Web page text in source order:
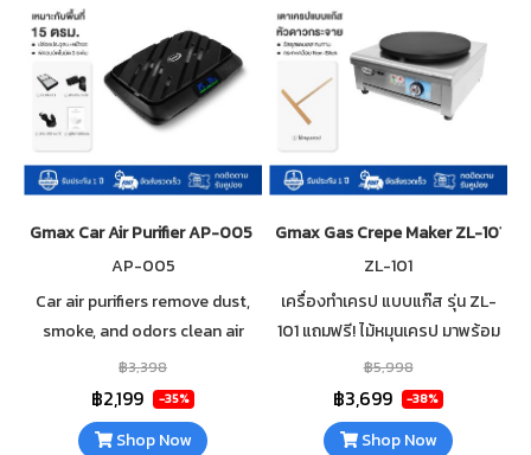
Gmax Car Air Purifier AP-005 Intelligent Auto Mode
AP-005
Car air purifiers remove dust,
smoke, and odors clean air
filters HEPA filters, intelligent
auto mode, and negative ions.
฿3,398
฿2,199 -35%
Shop Now
Gmax Gas Crepe Maker ZL-101
ZL-101
เครื่องทำเครป แบบแก๊ส รุ่น ZL-
101 แถมฟรี! ไม้หมุนเครป มาพร้อม
หน้าเตากว้างถึง 39.5 เซนติเมตร
วัสดุเหล็กหล่อเคลือบ Non-Stick
หัวเตาแบบดาวกระจาย
฿5,998
฿3,699 -38%
Shop Now